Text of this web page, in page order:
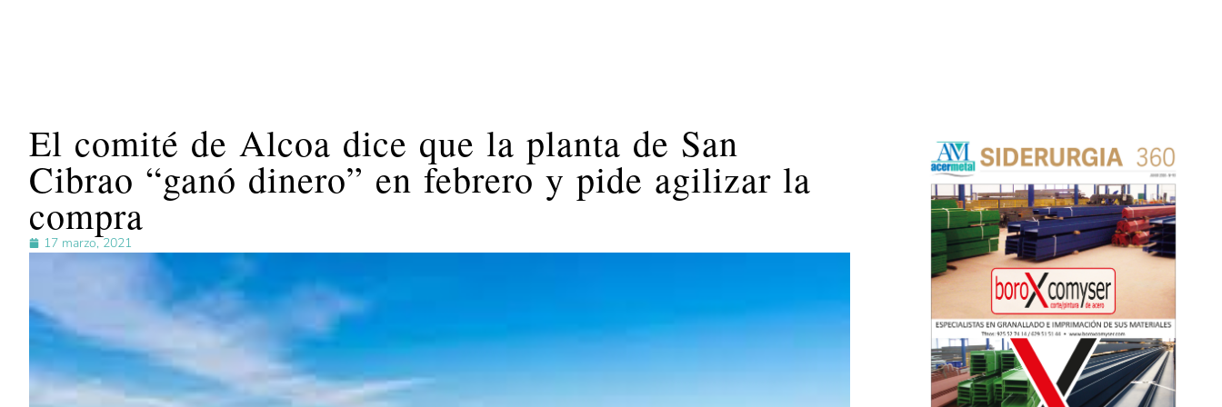
El comité de Alcoa dice que la planta de San
Cibrao “ganó dinero” en febrero y pide agilizar la
compra
17 marzo, 2021